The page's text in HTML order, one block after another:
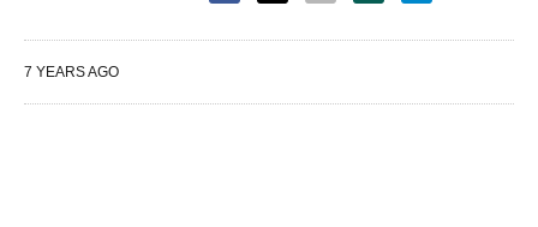
7 YEARS AGO